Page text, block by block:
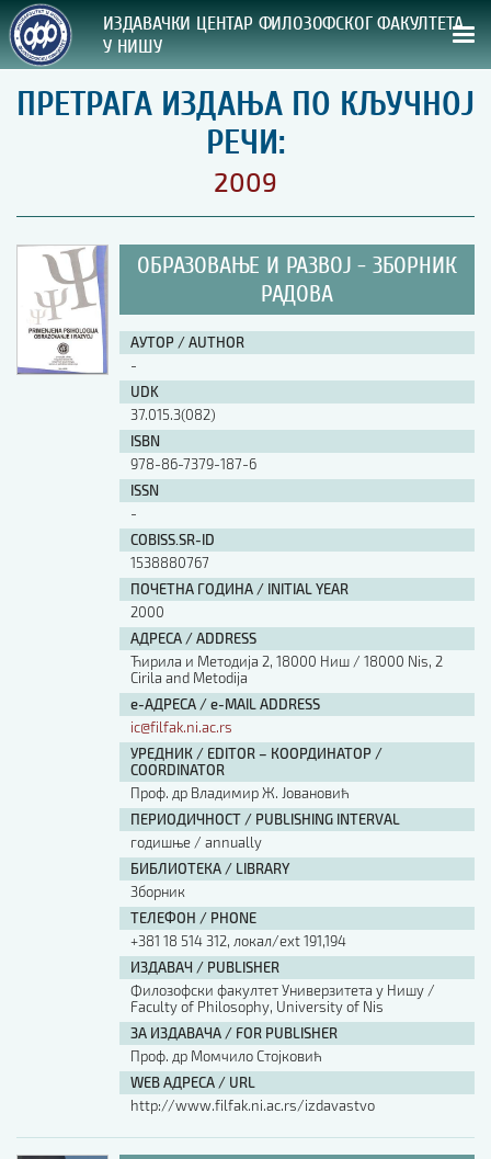
ИЗДАВАЧКИ ЦЕНТАР ФИЛОЗОФСКОГ ФАКУЛТЕТА
У НИШУ
СВА НАША ИЗДАЊА
ВРСТА ИЗДАЊА:
ПРЕГЛЕД
УПУТСТВА
УПУТСТВА
Правилник о издавачкој делатности
Упутство ауторима
Упутство уредницима
Изјава о ауторству
Изјава о лектури
Изјава о коришћењу ауторског дела
Упутство за бирање лиценце
Уговор са аутором
Шаблон прве стране и импресума [B5, ћир]
Шаблон прве стране и импресума [B5, лат]
Шаблон прве стране и импресума [B5, енг]
Етички кодекс
ПРЕТРАГА ИЗДАЊА
Наслов или део наслова
АУТОР / AUTHOR
ПРЕТРАГА ИЗДАЊА ПО КЉУЧНОЈ
РЕЧИ:
2009
ОБРАЗОВАЊЕ И РАЗВОЈ - ЗБОРНИК
РАДОВА
АУТОР / AUTHOR
-
UDK
37.015.3(082)
ISBN
978-86-7379-187-6
ISSN
-
COBISS.SR-ID
1538880767
ПОЧЕТНА ГОДИНА / INITIAL YEAR
2000
АДРЕСА / ADDRESS
Ћирила и Методија 2, 18000 Ниш / 18000 Nis, 2
Cirila and Metodija
е-АДРЕСА / e-MAIL ADDRESS
ic@filfak.ni.ac.rs
УРЕДНИК / EDITOR – КООРДИНАТОР /
COORDINATOR
Проф. др Владимир Ж. Јовановић
ПЕРИОДИЧНОСТ / PUBLISHING INTERVAL
годишње / annually
БИБЛИОТЕКА / LIBRARY
Зборник
ТЕЛЕФОН / PHONE
+381 18 514 312, локал/ext 191,194
ИЗДАВАЧ / PUBLISHER
Филозофски факултет Универзитета у Нишу /
Faculty of Philosophy, University of Nis
ЗА ИЗДАВАЧА / FOR PUBLISHER
Проф. др Момчило Стојковић
WEB АДРЕСА / URL
http://www.filfak.ni.ac.rs/izdavastvo